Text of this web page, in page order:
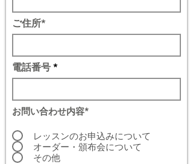
お問い合わせ内容*
レッスンのお申込みについて
オーダー・頒布会について
その他
ご住所*
電話番号